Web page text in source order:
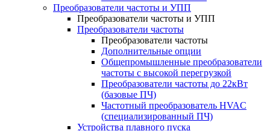
Преобразователи частоты и УПП
Преобразователи частоты и УПП
Преобразователи частоты
Преобразователи частоты
Дополнительные опции
Общепромышленные преобразователи
частоты с высокой перегрузкой
Преобразователи частоты до 22кВт
(базовые ПЧ)
Частотный преобразователь HVAC
(специализированный ПЧ)
Устройства плавного пуска